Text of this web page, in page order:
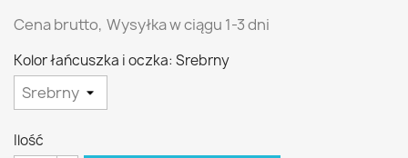
Cena brutto, Wysyłka w ciągu 1-3 dni
Kolor łańcuszka i oczka: Srebrny
Ilość